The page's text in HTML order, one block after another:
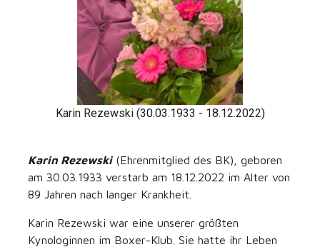
Karin Rezewski (30.03.1933 - 18.12.2022)
Karin Rezewski(Ehrenmitglied des BK), geboren
am 30.03.1933 verstarb am 18.12.2022 im Alter von
89 Jahren nach langer Krankheit.
Karin Rezewski war eine unserer größten
Kynologinnen im Boxer-Klub. Sie hatte ihr Leben